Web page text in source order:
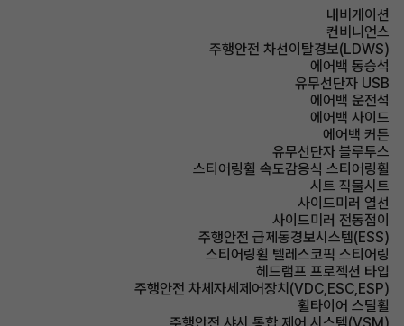
내비게이션
컨비니언스
주행안전 차선이탈경보(LDWS)
에어백 동승석
유무선단자 USB
에어백 운전석
에어백 사이드
에어백 커튼
유무선단자 블루투스
스티어링휠 속도감응식 스티어링휠
시트 직물시트
사이드미러 열선
사이드미러 전동접이
주행안전 급제동경보시스템(ESS)
스티어링휠 텔레스코픽 스티어링
헤드램프 프로젝션 타입
주행안전 차체자세제어장치(VDC,ESC,ESP)
휠타이어 스틸휠